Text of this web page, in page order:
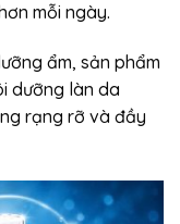
mỗi ngày.
ẩm, sản phẩm
dưỡng làn da
rạng rỡ và đầy